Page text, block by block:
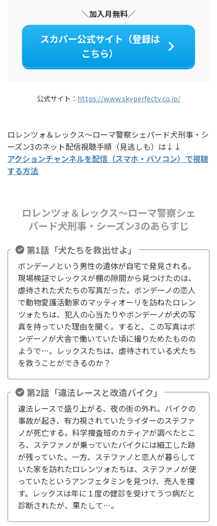
＼加入月無料／
スカパー公式サイト（登録は
こちら）
公式サイト： https://www.skyperfectv.co.jp/
ロレンツォ＆レックス～ローマ警察シェパード犬刑事・シ
ーズン3のネット配信視聴手順（見逃しも）は↓↓
アクションチャンネルを配信（スマホ・パソコン）で視聴
する方法
ロレンツォ＆レックス～ローマ警察シェ
パード犬刑事・シーズン3のあらすじ
第1話「犬たちを救出せよ」
ボンデーノという男性の遺体が自宅で発見される。
現場検証でレックスが棚の隙間から見つけたのは、
虐待された犬たちの写真だった。ボンデーノの恋人
で動物愛護活動家のマッティオーリを訪ねたロレン
ツォたちは、犯人の心当たりやボンデーノが犬の写
真を持っていた理由を聞く。すると、この写真はボ
ンデーノが犬舎で働いていた頃に撮りためたものの
ようで…。レックスたちは、虐待されている犬たち
を救うことができるのか？
第2話「違法レースと改造バイク」
違法レースで盛り上がる、夜の街の外れ。バイクの
事故が起き、有力視されていたライダーのステファ
ノが死亡する。科学捜査班のカティアが調べたとこ
ろ、ステファノが乗っていたバイクには細工した跡
が残っていた。一方、ステファノと恋人が暮らして
いた家を訪れたロレンツォたちは、ステファノが使
っていたというアンフェタミンを見つけ、売人を捜
す。レックスは年に１度の健診を受けてうつ病だと
診断されたが、果たして…。